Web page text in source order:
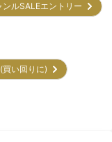
ンルSALEエントリー
買い回りに)